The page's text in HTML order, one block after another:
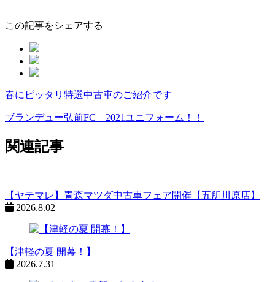
この記事をシェアする
ペ
ー
ジ
ネ
シ
ョ
%title
春にピッタリ特選中古車のご紹介です
ブランデュー弘前FC 2021ユニフォーム！！
関連記事
【ヤテマレ】青森マツダ中古車フェア開催【五所川原店】
2026.8.02
【津軽の夏 開幕！】
2026.7.31